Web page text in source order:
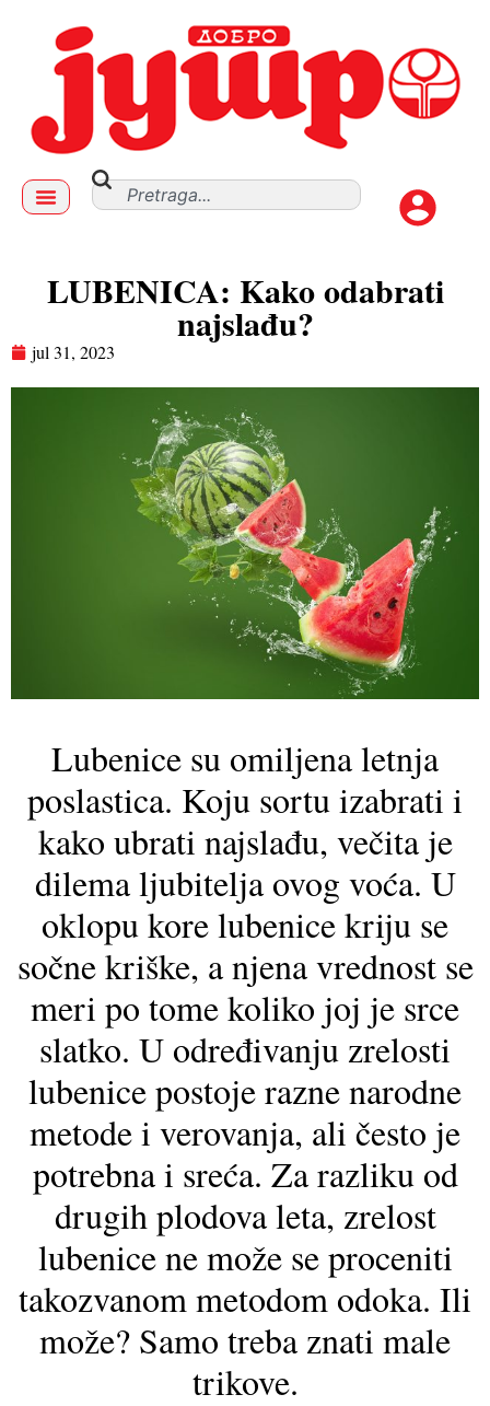
LUBENICA: Kako odabrati
najslađu?
jul 31, 2023
Lubenice su omiljena letnja
poslastica. Koju sortu izabrati i
kako ubrati najslađu, večita je
dilema ljubitelja ovog voća. U
oklopu kore lubenice kriju se
sočne kriške, a njena vrednost se
meri po tome koliko joj je srce
slatko. U određivanju zrelosti
lubenice postoje razne narodne
metode i verovanja, ali često je
potrebna i sreća. Za razliku od
drugih plodova leta, zrelost
lubenice ne može se proceniti
takozvanom metodom odoka. Ili
može? Samo treba znati male
trikove.